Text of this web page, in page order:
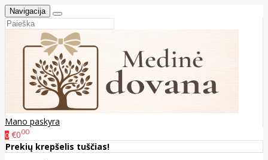
Navigacija
Mano paskyra
0 €000
Prekių krepšelis tuščias!